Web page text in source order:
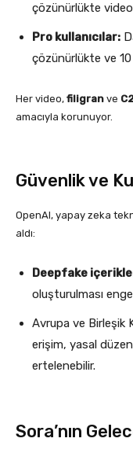
çözünürlükte
Pro kullanıcılar:
çözünürlükte ve
Her video, filigran ve
amacıyla korunuyor.
Güvenlik ve
OpenAI, yapay zeka
aldı:
Deepfake
oluşturulması
Avrupa ve Birleşik
erişim, yasal
ertelenebilir.
Sora’nın